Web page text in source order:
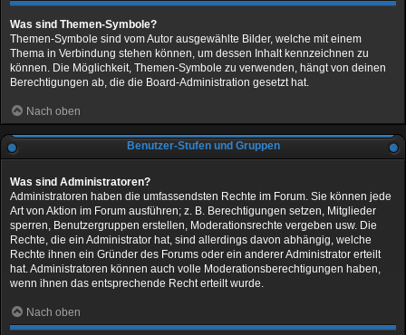
Was sind Themen-Symbole?
Themen-Symbole sind vom Autor ausgewählte Bilder, welche mit einem
Thema in Verbindung stehen können, um dessen Inhalt kennzeichnen zu
können. Die Möglichkeit, Themen-Symbole zu verwenden, hängt von deinen
Berechtigungen ab, die die Board-Administration gesetzt hat.
Nach oben
Benutzer-Stufen und Gruppen
Was sind Administratoren?
Administratoren haben die umfassendsten Rechte im Forum. Sie können jede
Art von Aktion im Forum ausführen; z. B. Berechtigungen setzen, Mitglieder
sperren, Benutzergruppen erstellen, Moderationsrechte vergeben usw. Die
Rechte, die ein Administrator hat, sind allerdings davon abhängig, welche
Rechte ihnen ein Gründer des Forums oder ein anderer Administrator erteilt
hat. Administratoren können auch volle Moderationsberechtigungen haben,
wenn ihnen das entsprechende Recht erteilt wurde.
Nach oben